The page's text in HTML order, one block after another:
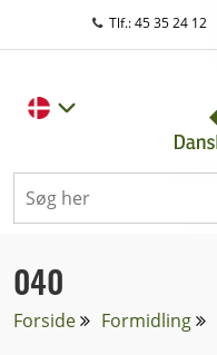
Tlf.: 45 35 24 12
040
Forside Formidling